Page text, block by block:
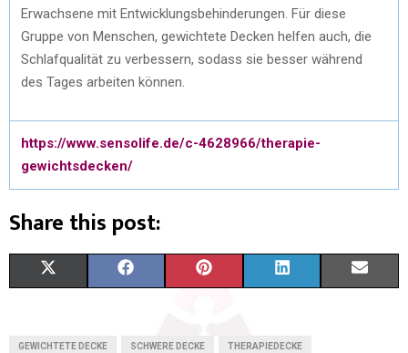
Erwachsene mit Entwicklungsbehinderungen. Für diese
Gruppe von Menschen, gewichtete Decken helfen auch, die
Schlafqualität zu verbessern, sodass sie besser während
des Tages arbeiten können.
https://www.sensolife.de/c-4628966/therapie-
gewichtsdecken/
Share this post:
GEWICHTETE DECKE SCHWERE DECKE THERAPIEDECKE